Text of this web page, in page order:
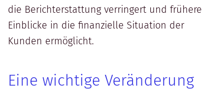
die Berichterstattung verringert und frühere
Einblicke in die finanzielle Situation der
Kunden ermöglicht.
Eine wichtige Veränderung